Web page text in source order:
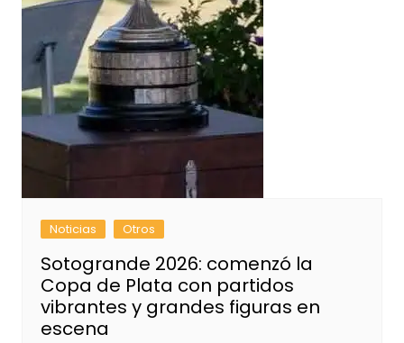
Noticias Otros
Sotogrande 2026: comenzó la
Copa de Plata con partidos
vibrantes y grandes figuras en
escena